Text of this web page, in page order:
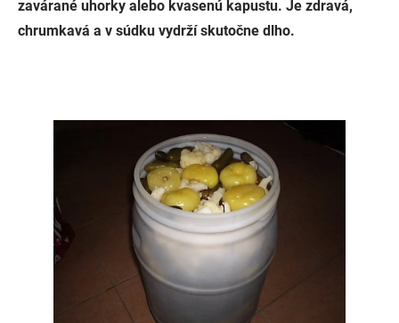
zavárané uhorky alebo kvasenú kapustu. Je zdravá,
chrumkavá a v súdku vydrží skutočne dlho.